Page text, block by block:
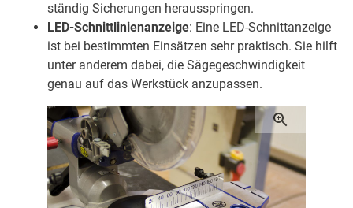
ständig Sicherungen herausspringen.
LED-Schnittlinienanzeige: Eine LED-Schnittanzeige
ist bei bestimmten Einsätzen sehr praktisch. Sie hilft
unter anderem dabei, die Sägegeschwindigkeit
genau auf das Werkstück anzupassen.